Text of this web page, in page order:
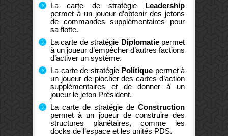
La carte de stratégie Leadership
permet à un joueur d’obtenir des jetons
de commandes supplémentaires pour
sa flotte.
La carte de stratégie Diplomatiepermet
à un joueur d’empêcher d’autres factions
d’activer un système.
La carte de stratégie Politique permet à
un joueur de piocher des cartes d’action
supplémentaires et de donner à un
joueur le jeton Président.
La carte de stratégie de Construction
permet à un joueur de construire des
structures planétaires, comme les
docks de l’espace et les unités PDS.